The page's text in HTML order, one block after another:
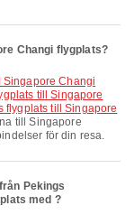
Changi flygplats?
till Singapore
flygplats till Singapore
till Singapore
för din resa.
Pekings
med ?